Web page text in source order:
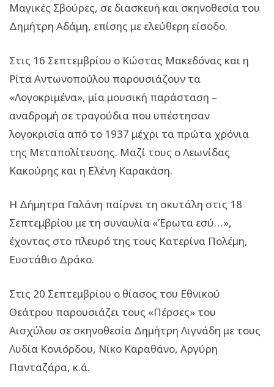
Μαγικές Σβούρες, σε διασκευή και σκηνοθεσία του
Δημήτρη Αδάμη, επίσης με ελεύθερη είσοδο.
Στις 16 Σεπτεμβρίου ο Κώστας Μακεδόνας και η
Ρίτα Αντωνοπούλου παρουσιάζουν τα
«Λογοκριμένα», μία μουσική παράσταση –
αναδρομή σε τραγούδια που υπέστησαν
λογοκρισία από το 1937 μέχρι τα πρώτα χρόνια
της Μεταπολίτευσης. Μαζί τους ο Λεωνίδας
Κακούρης και η Ελένη Καρακάση.
Η Δήμητρα Γαλάνη παίρνει τη σκυτάλη στις 18
Σεπτεμβρίου με τη συναυλία «Έρωτα εσύ…»,
έχοντας στο πλευρό της τους Κατερίνα Πολέμη,
Ευστάθιο Δράκο.
Στις 20 Σεπτεμβρίου ο θίασος του Εθνικού
Θεάτρου παρουσιάζει τους «Πέρσες» του
Αισχύλου σε σκηνοθεσία Δημήτρη Λιγνάδη με τους
Λυδία Κονιόρδου, Νίκο Καραθάνο, Αργύρη
Πανταζάρα, κ.ά.